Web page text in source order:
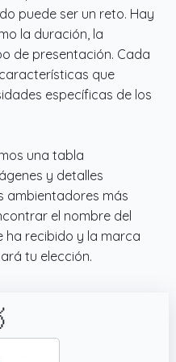
innecesario
puede ser un reto. Hay
la duración, la
de presentación. Cada
que
específicas de los
una tabla
y detalles
ambientadores más
el nombre del
ha recibido y la marca
tu elección.